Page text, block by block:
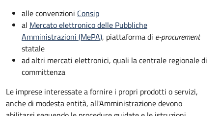
alle convenzioni Consip
al Mercato elettronico delle Pubbliche
Amministrazioni (MePA), piattaforma di e-procurement
statale
ad altri mercati elettronici, quali la centrale regionale di
committenza
Le imprese interessate a fornire i propri prodotti o servizi,
anche di modesta entità, all'Amministrazione devono